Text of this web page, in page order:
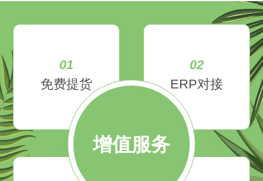
增值服务
01
免费提货
02
ERP对接